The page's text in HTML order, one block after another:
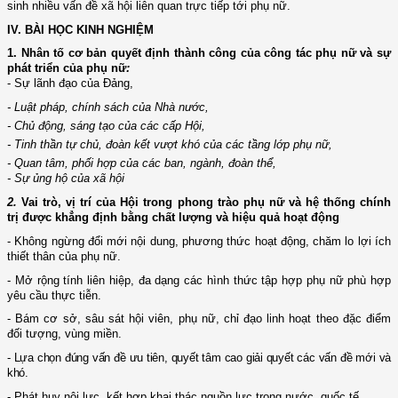
sinh nhiều vấn đề xã hội liên quan trực tiếp tới phụ nữ.
IV. BÀI HỌC KINH NGHIỆM
1. Nhân tố cơ bản quyết định thành công của công tác phụ nữ và sự
phát triển của phụ nữ:
- Sự lãnh đạo của Đảng,
- Luật pháp, chính sách của Nhà nước,
- Chủ động, sáng tạo của các cấp Hội,
- Tinh thần tự chủ, đoàn kết vượt khó của các tầng lớp phụ nữ,
- Quan tâm, phối hợp của các ban, ngành, đoàn thể,
- Sựủng hộ của xã hội
2.Vai trò, vị trí của Hội trong phong trào phụ nữ và hệ thống chính
trị đ­ược khẳng định bằng chất lư­ợng và hiệu quả hoạt động
- Không ngừng đổi mớinội dung, phương thức hoạt động,chăm lo lợi ích
thiết thân của phụ nữ.
- Mởrộng tính liên hiệp, đa dạng các hình thức tập hợp phụ nữ phù hợp
yêu cầu thực tiễn.
- Bám cơ sở, sâu sát hội viên, phụ nữ, chỉ đạo linh hoạt theođặc điểm
đối t­ượng, vùng miền.
- Lựachọn đúng vấn đề ­ưu tiên, quyết tâm cao giải quyết các vấn đề mới và
khó.